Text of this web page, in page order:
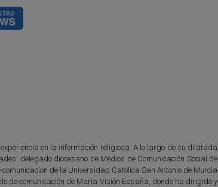
en la información religiosa. A lo largo de su dilatada
delegado diocesano de Medios de Comunicación Social de
de la Universidad Católica San Antonio de Murcia
de comunicación de María Visión España, donde ha dirigido y